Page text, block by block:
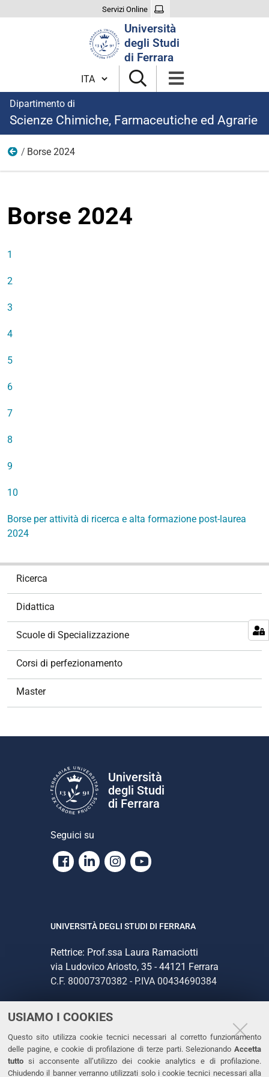
USIAMO I COOKIES
Questo sito utilizza cookie tecnici necessari al corretto funzionamento
delle pagine, e cookie di profilazione di terze parti. Selezionando Accetta
tutto si acconsente all’utilizzo dei cookie analytics e di profilazione.
Chiudendo il banner verranno utilizzati solo i cookie tecnici necessari alla
Servizi Online
Università
degli Studi
di Ferrara
Cambia lingua
Dipartimento di
Scienze Chimiche, Farmaceutiche ed Agrarie
Ricerca
Borse 2024
Borse 2024
1
2
3
4
5
6
7
8
9
10
Borse per attività di ricerca e alta formazione post-laurea
2024
Ricerca
Didattica
Scuole di Specializzazione
Corsi di perfezionamento
Master
Università
degli Studi
di Ferrara
Seguici su
Facebook
LinkedinInstagram
Youtube
UNIVERSITÀ DEGLI STUDI DI FERRARA
Rettrice: Prof.ssa Laura Ramaciotti
via Ludovico Ariosto, 35 - 44121 Ferrara
C.F. 80007370382 - P.IVA 00434690384
CONTATTI
Tel. +39 0532 293111
Fax. +39 0532 293031
PEC